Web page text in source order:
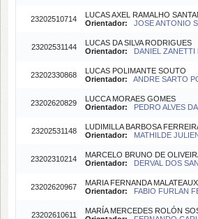
23202510714
LUCAS AXEL RAMALHO
Orientador:
JOSE ANTONIO
23202531144
LUCAS DA SILVA RODRIGUES
Orientador:
DANIEL
23202330868
LUCAS POLIMANTE SOUTO
Orientador:
ANDRE SARTO
23202620829
LUCCA MORAES GOMES
Orientador:
PEDRO ALVES
23202531148
LUDIMILLA BARBOSA
Orientador:
MATHILDE
23202310214
MARCELO BRUNO DE
Orientador:
DERVAL DOS
23202620967
MARIA FERNANDA
Orientador:
FABIO FURLAN
23202610611
MARÍA MERCEDES ROLÓN